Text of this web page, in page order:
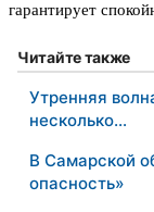
гарантирует
Читайте также
Утренняя
несколько…
В Самарской
опасность»